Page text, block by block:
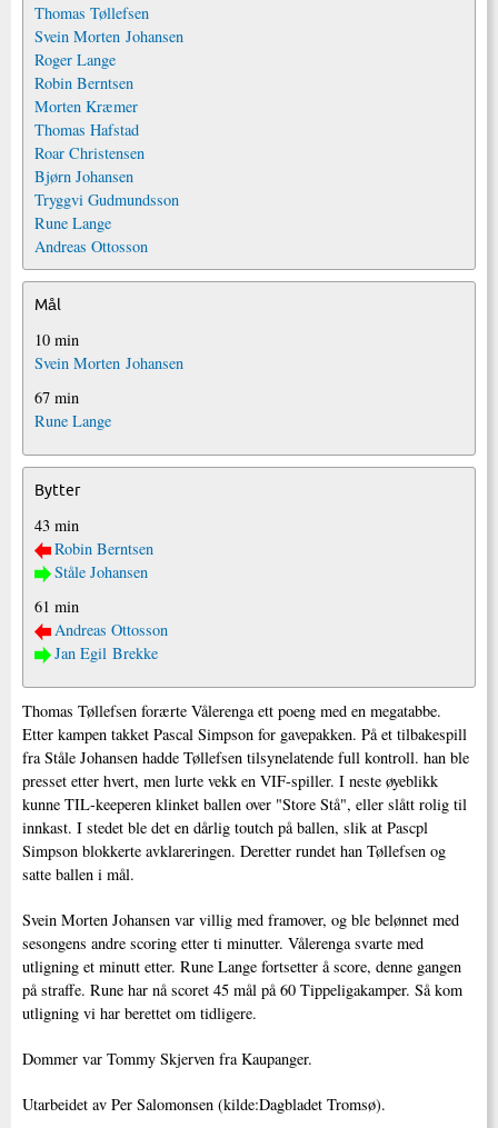
Thomas Tøllefsen
Svein Morten Johansen
Roger Lange
Robin Berntsen
Morten Kræmer
Thomas Hafstad
Roar Christensen
Bjørn Johansen
Tryggvi Gudmundsson
Rune Lange
Andreas Ottosson
Mål
10 min
Svein Morten Johansen
67 min
Rune Lange
Bytter
43 min
Robin Berntsen
Ståle Johansen
61 min
Andreas Ottosson
Jan Egil Brekke
Thomas Tøllefsen forærte Vålerenga ett poeng med en megatabbe.
Etter kampen takket Pascal Simpson for gavepakken. På et tilbakespill
fra Ståle Johansen hadde Tøllefsen tilsynelatende full kontroll. han ble
presset etter hvert, men lurte vekk en VIF-spiller. I neste øyeblikk
kunne TIL-keeperen klinket ballen over "Store Stå", eller slått rolig til
innkast. I stedet ble det en dårlig toutch på ballen, slik at Pascpl
Simpson blokkerte avklareringen. Deretter rundet han Tøllefsen og
satte ballen i mål.
Svein Morten Johansen var villig med framover, og ble belønnet med
sesongens andre scoring etter ti minutter. Vålerenga svarte med
utligning et minutt etter. Rune Lange fortsetter å score, denne gangen
på straffe. Rune har nå scoret 45 mål på 60 Tippeligakamper. Så kom
utligning vi har berettet om tidligere.
Dommer var Tommy Skjerven fra Kaupanger.
Utarbeidet av Per Salomonsen (kilde:Dagbladet Tromsø).